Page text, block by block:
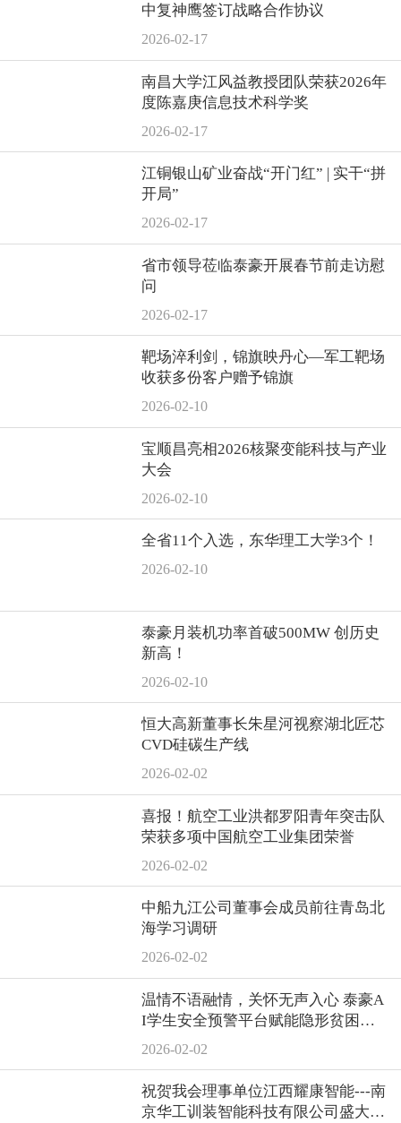
中复神鹰签订战略合作协议
2026-02-17
南昌大学江风益教授团队荣获2026年
度陈嘉庚信息技术科学奖
2026-02-17
江铜银山矿业奋战“开门红” | 实干“拼
开局”
2026-02-17
省市领导莅临泰豪开展春节前走访慰
问
2026-02-17
靶场淬利剑，锦旗映丹心—军工靶场
收获多份客户赠予锦旗
2026-02-10
宝顺昌亮相2026核聚变能科技与产业
大会
2026-02-10
全省11个入选，东华理工大学3个！
2026-02-10
泰豪月装机功率首破500MW 创历史
新高！
2026-02-10
恒大高新董事长朱星河视察湖北匠芯
CVD硅碳生产线
2026-02-02
喜报！航空工业洪都罗阳青年突击队
荣获多项中国航空工业集团荣誉
2026-02-02
中船九江公司董事会成员前往青岛北
海学习调研
2026-02-02
温情不语融情，关怀无声入心 泰豪A
I学生安全预警平台赋能隐形贫困精
准资助
2026-02-02
祝贺我会理事单位江西耀康智能---南
京华工训装智能科技有限公司盛大开